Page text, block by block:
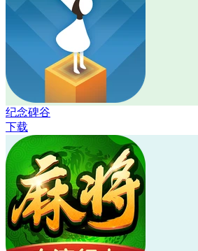
纪念碑谷
下载